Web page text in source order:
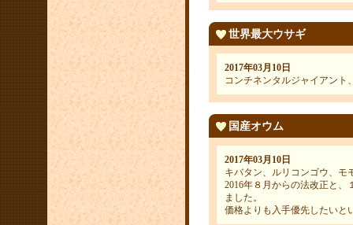
世界最大ウサギ
2017年03月10日
コンチネンタルジャイアント
国産オウム
2017年03月10日
キバタン、ルリコンゴウ、
2016年８月からの法改正と
ました。
価格よりも入手優先したいと